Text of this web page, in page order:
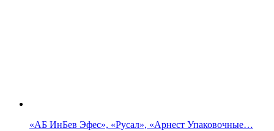
«АБ ИнБев Эфес», «Русал», «Арнест Упаковочные…